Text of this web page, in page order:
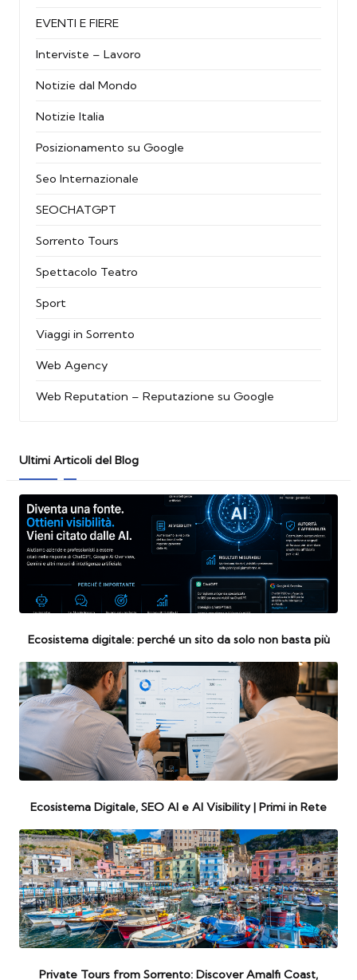
EVENTI E FIERE
Interviste – Lavoro
Notizie dal Mondo
Notizie Italia
Posizionamento su Google
Seo Internazionale
SEOCHATGPT
Sorrento Tours
Spettacolo Teatro
Sport
Viaggi in Sorrento
Web Agency
Web Reputation – Reputazione su Google
Ultimi Articoli del Blog
Ecosistema digitale: perché un sito da solo non basta più
Ecosistema Digitale, SEO AI e AI Visibility | Primi in Rete
Private Tours from Sorrento: Discover Amalfi Coast,